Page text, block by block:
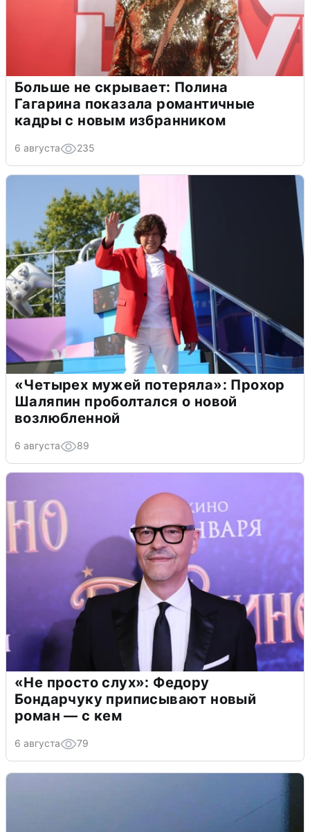
Больше не скрывает: Полина
Гагарина показала романтичные
кадры с новым избранником
6 августа 235
«Четырех мужей потеряла»: Прохор
Шаляпин проболтался о новой
возлюбленной
6 августа 89
«Не просто слух»: Федору
Бондарчуку приписывают новый
роман — с кем
6 августа 79